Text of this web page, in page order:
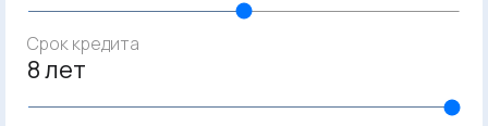
Срок кредита
8 лет